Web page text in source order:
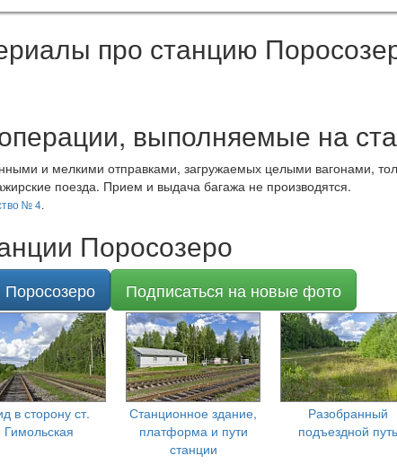
про станцию
выполняемые на
и мелкими отправками, загружаемых целыми вагонами,
поезда. Прием и выдача багажа не производятся.
№ 4.
Поросозеро
Подписаться на новые фото
в сторону ст.
Гимольская
Станционное здание,
платформа и пути
станции
Разобранный
подъездной путь